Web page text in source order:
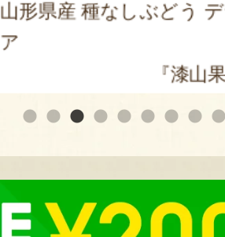
山形県産 種なしぶどう
ア
『漆山